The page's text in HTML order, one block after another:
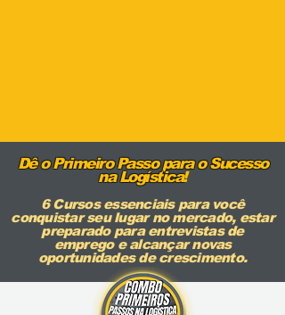
Dê o Primeiro Passo para o Sucesso
na Logística!
6 Cursos essenciais para você
conquistar seu lugar no mercado, estar
preparado para entrevistas de
emprego e alcançar novas
oportunidades de crescimento.